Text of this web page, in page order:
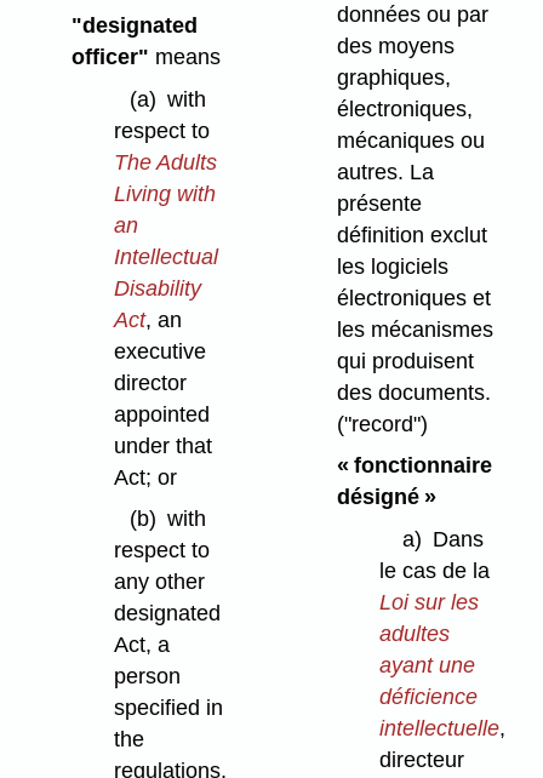
"designated
officer" means
(a) with
respect to
The Adults
Living with
an
Intellectual
Disability
Act, an
executive
director
appointed
under that
Act; or
(b) with
respect to
any other
designated
Act, a
person
specified in
the
regulations,
données ou par
des moyens
graphiques,
électroniques,
mécaniques ou
autres. La
présente
définition exclut
les logiciels
électroniques et
les mécanismes
qui produisent
des documents.
("record")
« fonctionnaire
désigné »
a) Dans
le cas de la
Loi sur les
adultes
ayant une
déficience
intellectuelle,
directeur